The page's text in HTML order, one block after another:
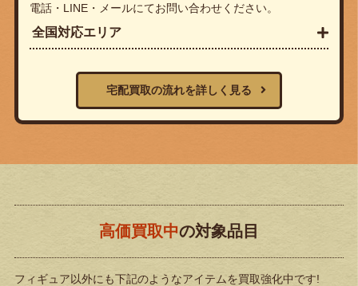
電話・LINE・メールにてお問い合わせください。
全国対応エリア
宅配買取の流れを詳しく見る
高価買取中の対象品目
フィギュア以外にも下記のようなアイテムを買取強化中です!